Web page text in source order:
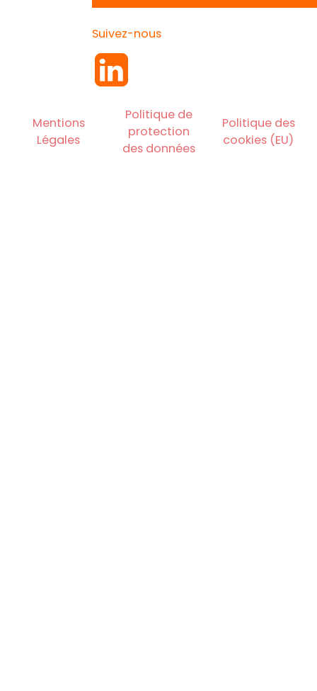
Suivez-nous
Mentions
Légales
Politique de
protection
des données
Politique des
cookies (EU)